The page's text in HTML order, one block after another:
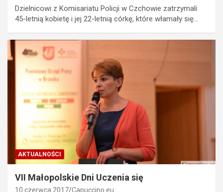
Dzielnicowi z Komisariatu Policji w Czchowie zatrzymali
45-letnią kobietę i jej 22-letnią córkę, które włamały się…
AKTUALNOŚCI
VII Małopolskie Dni Uczenia się
10 czerwca 2017 Capuccino.eu